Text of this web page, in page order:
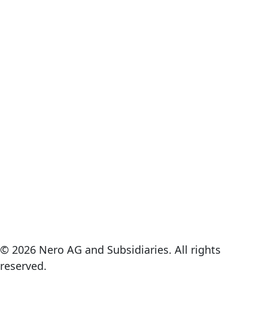
© 2026 Nero AG and Subsidiaries. All rights
reserved.